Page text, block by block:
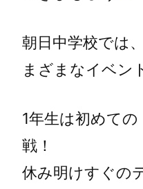
朝日中学校では
まざまなイベン
1年生は初めて
戦！
休み明けすぐの